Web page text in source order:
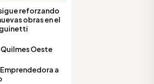
reforzando
obras en el
Quilmes Oeste
a